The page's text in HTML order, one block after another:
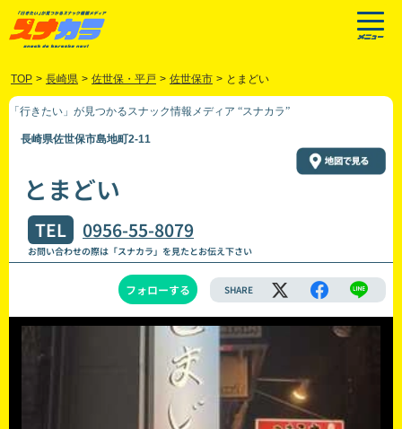
TOP > 長崎県 > 佐世保・平戸 > 佐世保市 > とまどい
「行きたい」が見つかるスナック情報メディア “スナカラ”
長崎県佐世保市島地町2-11
とまどい
TEL 0956-55-8079
お問い合わせの際は「スナカラ」を見たとお伝え下さい
フォローする SHARE